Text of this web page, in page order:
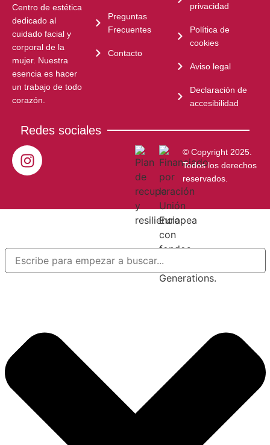
Centro de estética
dedicado al
cuidado facial y
corporal de la
mujer. Nuestra
esencia es hacer
un trabajo de todo
corazón.
Preguntas
Frecuentes
Contacto
privacidad
Política de
cookies
Aviso legal
Declaración de
accesibilidad
Redes sociales
© Copyright 2025.
Todos los derechos
reservados.